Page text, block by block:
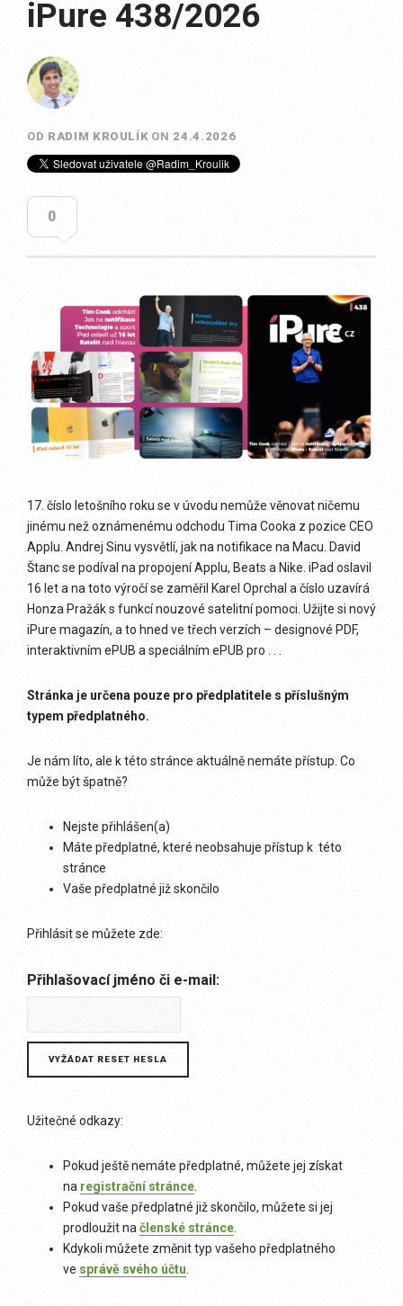
iPure 438/2026
OD RADIM KROULÍK ON 24.4.2026
0
17. číslo letošního roku se v úvodu nemůže věnovat ničemu
jinému než oznámenému odchodu Tima Cooka z pozice CEO
Applu. Andrej Sinu vysvětlí, jak na notifikace na Macu. David
Štanc se podíval na propojení Applu, Beats a Nike. iPad oslavil
16 let a na toto výročí se zaměřil Karel Oprchal a číslo uzavírá
Honza Pražák s funkcí nouzové satelitní pomoci. Užijte si nový
iPure magazín, a to hned ve třech verzích – designové PDF,
interaktivním ePUB a speciálním ePUB pro . . .
Stránka je určena pouze pro předplatitele s příslušným
typem předplatného.
Je nám líto, ale k této stránce aktuálně nemáte přístup. Co
může být špatně?
Nejste přihlášen(a)
Máte předplatné, které neobsahuje přístup k této
stránce
Vaše předplatné již skončilo
Přihlásit se můžete zde:
Přihlašovací jméno či e-mail:
Užitečné odkazy:
Pokud ještě nemáte předplatné, můžete jej získat
na registrační stránce
Pokud vaše předplatné již skončilo, můžete si jej
prodloužit na členské stránce
Kdykoli můžete změnit typ vašeho předplatného
ve správě svého účtu